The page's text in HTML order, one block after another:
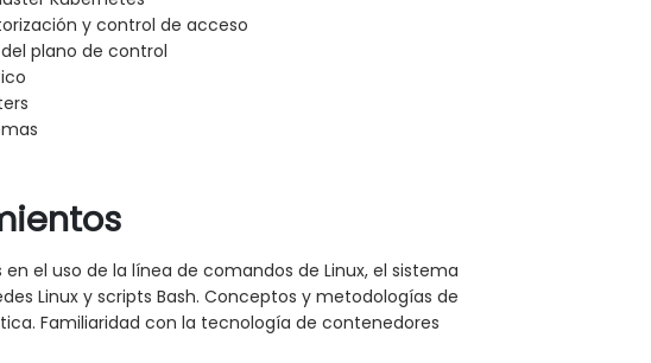
y control de acceso
plano de control
el uso de la línea de comandos de Linux, el sistema
Linux y scripts Bash. Conceptos y metodologías de
Familiaridad con la tecnología de contenedores